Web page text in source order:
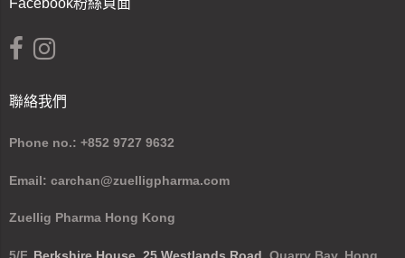
Facebook粉絲頁面
聯絡我們
Phone no.: +852 9727 9632
Email: carchan@zuelligpharma.com
Zuellig Pharma Hong Kong